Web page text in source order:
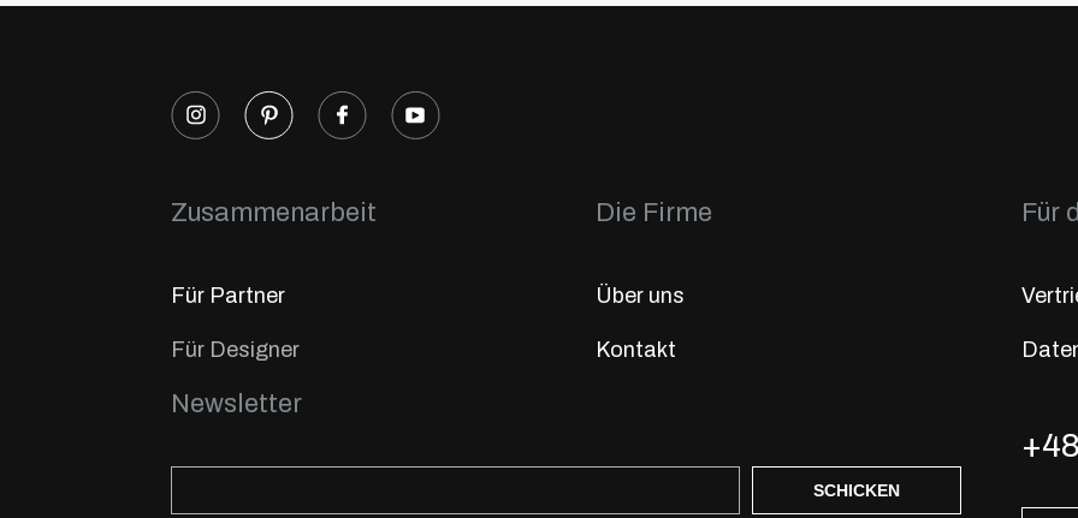
Zusammenarbeit
Für Partner
Für Designer
Die Firme
Über uns
Kontakt
Für
Newsletter
SCHICKEN